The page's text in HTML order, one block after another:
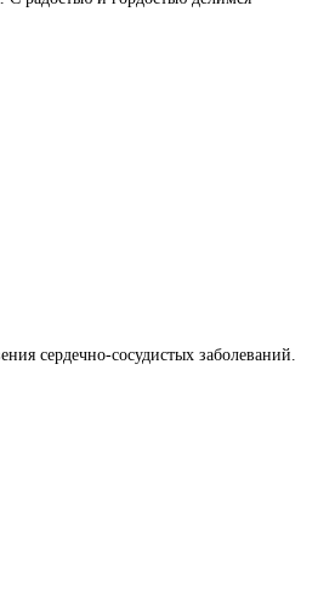
сердечно-сосудистых заболеваний.